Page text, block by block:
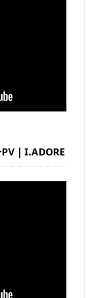
｜I.ADORE